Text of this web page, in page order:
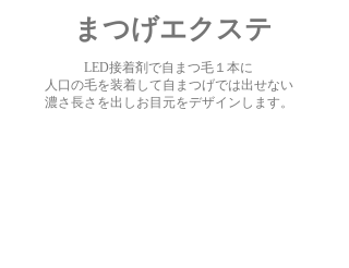
​まつげエクステ
LED接着剤で自まつ毛１本に
人口の毛を装着して自まつげでは出せない
濃さ長さを出しお目元をデザインします。